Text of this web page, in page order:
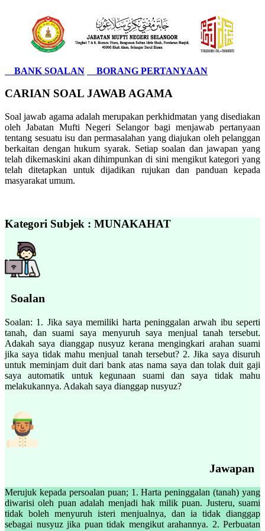
BANK SOALAN BORANG PERTANYAAN
CARIAN SOAL JAWAB AGAMA
Soal jawab agama adalah merupakan perkhidmatan yang disediakan
oleh Jabatan Mufti Negeri Selangor bagi menjawab pertanyaan
tentang sesuatu isu dan permasalahan yang diajukan oleh pelanggan
berkaitan dengan hukum syarak. Setiap soalan dan jawapan yang
telah dikemaskini akan dihimpunkan di sini mengikut kategori yang
telah ditetapkan untuk dijadikan rujukan dan panduan kepada
masyarakat umum.
Kategori Subjek : MUNAKAHAT
Soalan
Soalan: 1. Jika saya memiliki harta peninggalan arwah ibu seperti
tanah, dan suami saya menyuruh saya menjual tanah tersebut.
Adakah saya dianggap nusyuz kerana mengingkari arahan suami
jika saya tidak mahu menjual tanah tersebut? 2. Jika saya disuruh
untuk meminjam duit dari bank atas nama saya dan tolak duit gaji
saya automatik untuk kegunaan suami dan saya tidak mahu
melakukannya. Adakah saya dianggap nusyuz?
Jawapan
Merujuk kepada persoalan puan; 1. Harta peninggalan (tanah) yang
diwarisi oleh puan adalah menjadi hak milik puan. Justeru, suami
tidak boleh menyuruh isteri menjualnya, dan ia tidak dianggap
sebagai nusyuz jika puan tidak mengikut arahannya. 2. Perbuatan